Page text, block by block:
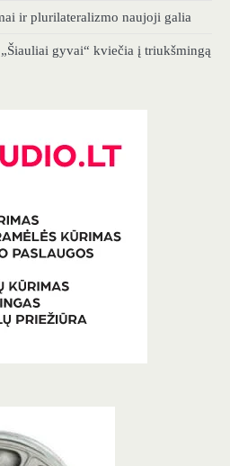
ir plurilateralizmo naujoji galia
gyvai“ kviečia į triukšmingą